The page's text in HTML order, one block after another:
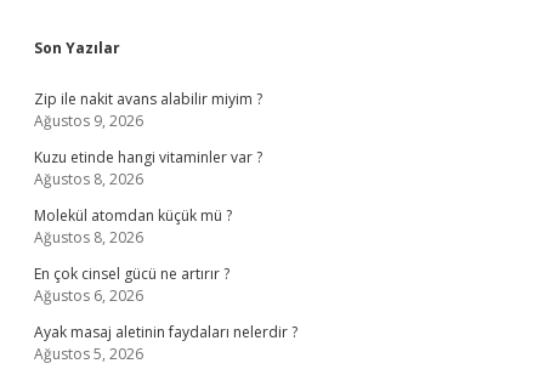
Sidebar
Son Yazılar
Zip ile nakit avans alabilir miyim ?
Ağustos 9, 2026
Kuzu etinde hangi vitaminler var ?
Ağustos 8, 2026
Molekül atomdan küçük mü ?
Ağustos 8, 2026
En çok cinsel gücü ne artırır ?
Ağustos 6, 2026
Ayak masaj aletinin faydaları nelerdir ?
Ağustos 5, 2026